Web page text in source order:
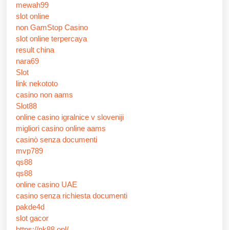
mewah99
slot online
non GamStop Casino
slot online terpercaya
result china
nara69
Slot
link nekototo
casino non aams
Slot88
online casino igralnice v sloveniji
migliori casino online aams
casinò senza documenti
mvp789
qs88
qs88
online casino UAE
casino senza richiesta documenti
pakde4d
slot gacor